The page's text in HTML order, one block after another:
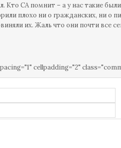
Кто СА помнит – а у нас такие
плохо ни о гражданских, ни о
их. Жаль что они почти все
cellpadding="2"